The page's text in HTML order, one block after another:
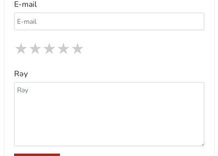
E-mail
★
★
★
★
★
Rəy